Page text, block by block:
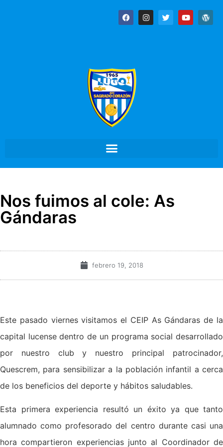
Nos fuimos al cole: As
Gándaras
febrero 19, 2018
Este pasado viernes visitamos el CEIP As Gándaras de la
capital lucense dentro de un programa social desarrollado
por nuestro club y nuestro principal patrocinador,
Quescrem, para sensibilizar a la población infantil a cerca
de los beneficios del deporte y hábitos saludables.
Esta primera experiencia resultó un éxito ya que tanto
alumnado como profesorado del centro durante casi una
hora compartieron experiencias junto al Coordinador de